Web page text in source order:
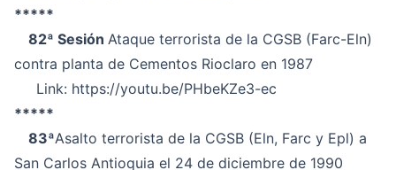
*****
82ª Sesión Ataque terrorista de la CGSB (Farc-Eln)
contra planta de Cementos Rioclaro en 1987
Link: https://youtu.be/PHbeKZe3-ec
*****
83ªAsalto terrorista de la CGSB (Eln, Farc y Epl) a
San Carlos Antioquia el 24 de diciembre de 1990